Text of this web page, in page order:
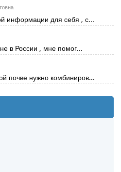
информации для себя , с...
в России , мне помог...
почве нужно комбиниров...